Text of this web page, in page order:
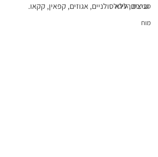
מערכת העיכול
מוח
וביצים, ללא סולניים, אגוזים, קפאין, קקאו.